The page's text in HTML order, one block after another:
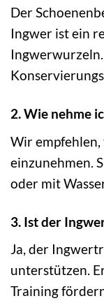
Der
Ingwer ist ein
2. Wie nehme
Wir empfehlen,
einzunehmen.
oder mit
3. Ist der
Ja, der
unterstützen.
Training